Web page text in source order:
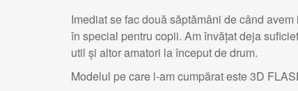
Imediat se fac două săptămâni de când
în special pentru copii. Am învățat deja
util și altor amatori la început de drum.
Modelul pe care l-am cumpărat este 3D